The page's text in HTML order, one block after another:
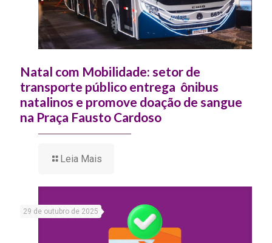
Natal com Mobilidade: setor de
transporte público entrega ônibus
natalinos e promove doação de sangue
na Praça Fausto Cardoso
Leia Mais
29 de outubro de 2025